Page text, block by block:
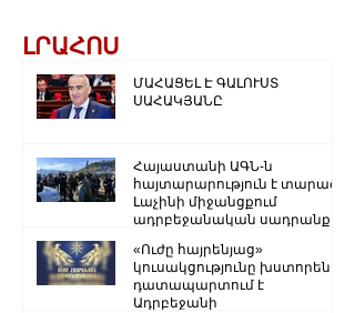
ԼՐԱՀՈՍ
ՄԱՀԱՑԵԼ Է ԳԱԼՈՒՍՏ
ՍԱՀԱԿՅԱՆԸ
Հայաստանի ԱԳՆ-ն
հայտարարություն է տարածել
Լաչինի միջանցքում
ադրբեջանական սադրանքի
«Ուժը հայրենյաց»
կուսակցությունը խստորեն
դատապարտում է
Ադրբեջանի